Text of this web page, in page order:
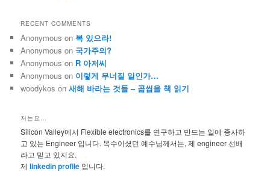
RECENT COMMENTS
Anonymous on 복 있으라!
Anonymous on 국가주의?
Anonymous on R 아저씨
Anonymous on 이렇게 무너질 일인가…
woodykos on새해 바라는 것들 – 곱씹을 책 읽기
저는요…
Silicon Valley에서 Flexible electronics를 연구하고 만드는 일에 종사하
고 있는 Engineer 입니다. 목수이셨던 예수님께서는, 제 engineer 선배
라고 믿고 있지요.
제linkedin profile 입니다.